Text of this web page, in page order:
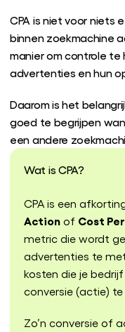
CPA is niet voor niets
binnen zoekmachine
manier om controle te
advertenties en hun
Daarom is het
goed te begrijpen
een andere
Wat is CPA?
CPA is een
Action of Cost
metric die wordt
advertenties te
kosten die je
conversie (actie) te
Zo’n conversie of